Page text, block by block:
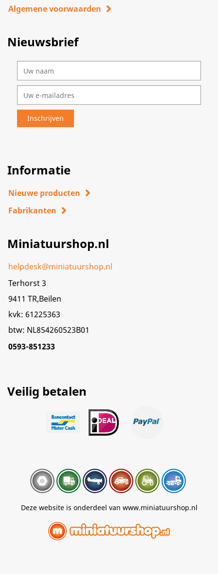
Algemene voorwaarden
Nieuwsbrief
Informatie
Nieuwe producten
Fabrikanten
Miniatuurshop.nl
helpdesk@miniatuurshop.nl
Terhorst 3
9411 TR,Beilen
kvk: 61225363
btw: NL854260523B01
0593-851233
Veilig betalen
Deze website is onderdeel van www.miniatuurshop.nl